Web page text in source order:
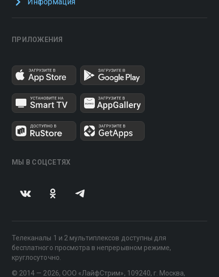
ПРИЛОЖЕНИЯ
МЫ В СОЦСЕТЯХ
Телеканалы 1 и 2 мультиплексов доступны для
бесплатного просмотра в непрерывном режиме,
круглосуточно.
© 2014 — 2026, ООО «ЛайфСтрим», 109240, г. Москва,